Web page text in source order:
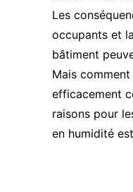
Les
occupants et
bâtiment
Mais
efficacement
raisons pour
en humidité